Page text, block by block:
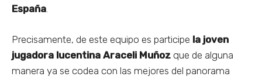
España.
Precisamente, de este equipo es participe la joven
jugadora lucentina Araceli Muñoz que de alguna
manera ya se codea con las mejores del panorama